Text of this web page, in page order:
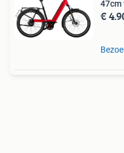
47cm
€